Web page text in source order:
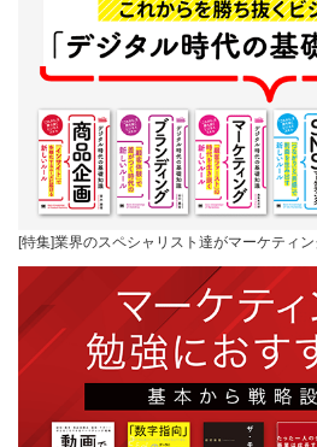
[特集]業界のスペシャリスト達がマーケティン